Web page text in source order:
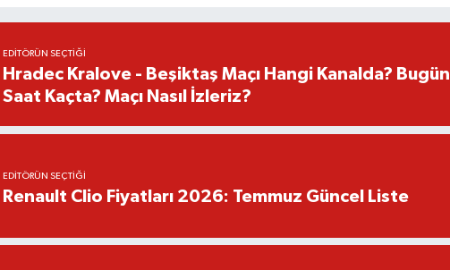
EDITÖRÜN SEÇTIĞI
Hradec Kralove - Beşiktaş Maçı Hangi Kanalda? Bugün
Saat Kaçta? Maçı Nasıl İzleriz?
EDITÖRÜN SEÇTIĞI
Renault Clio Fiyatları 2026: Temmuz Güncel Liste